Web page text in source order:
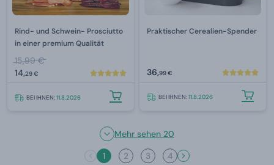
Rind- und Schwein- Prosciutto
in einer premium Qualität
15,99 €
14,29 €
BEI IHNEN:11.8.2026
Praktischer Cerealien-Spender
36,99 €
BEI IHNEN:11.8.2026
Mehr sehen 20
1
2 3 4